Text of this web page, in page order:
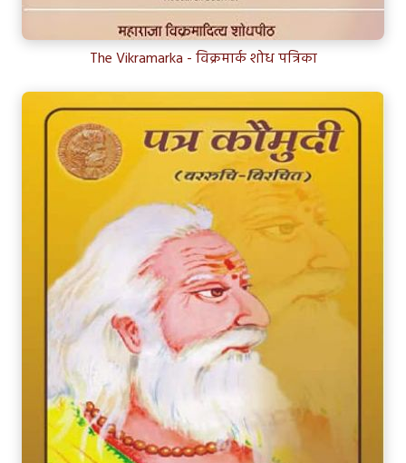
The Vikramarka - विक्रमार्क शोध पत्रिका